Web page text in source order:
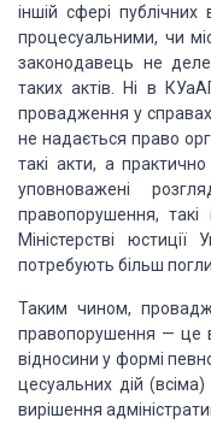
іншій сфері публічних
процесуальними, чи
законодавець не
таких актів. Ні в
прова­дження у справах
не на­дається право
такі акти, а
уповно­важені
правопорушен­ня, такі
Міністерстві
потребують більш
Таким чином,
правопорушення — це
відносини у формі
цесуальних дій
ви­рішення